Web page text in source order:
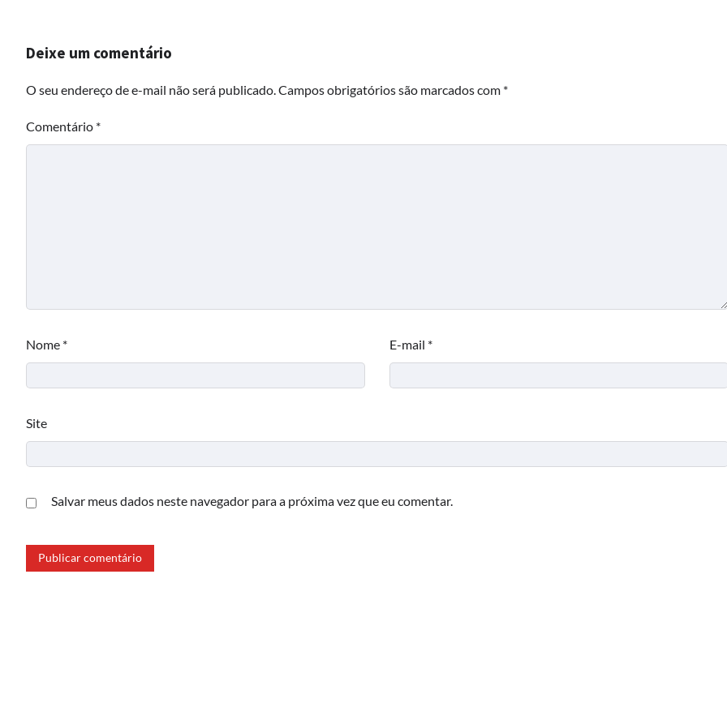
Deixe um comentário
O seu endereço de e-mail não será publicado. Campos obrigatórios são marcados com *
Comentário *
Nome * E-mail *
Site
Salvar meus dados neste navegador para a próxima vez que eu comentar.